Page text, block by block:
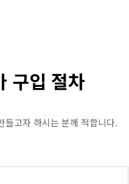
구입 절차
들고자 하시는 분께 적합니다.